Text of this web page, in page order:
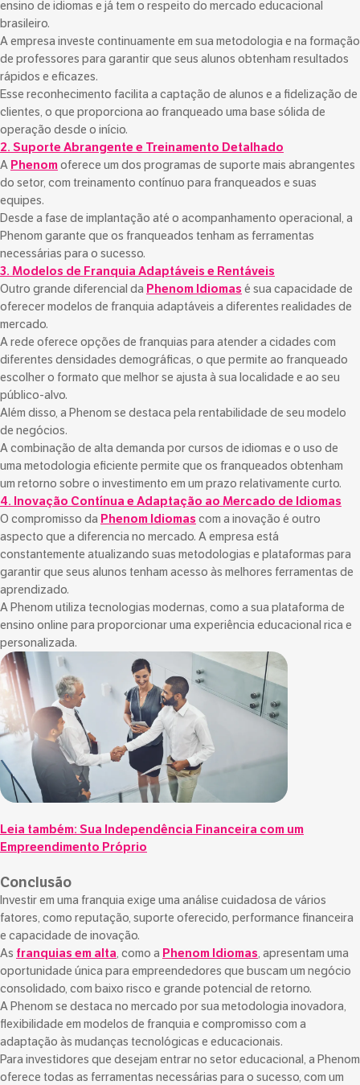
ensino de idiomas e já tem o respeito do mercado educacional
brasileiro.
A empresa investe continuamente em sua metodologia e na formação
de professores para garantir que seus alunos obtenham resultados
rápidos e eficazes.
Esse reconhecimento facilita a captação de alunos e a fidelização de
clientes, o que proporciona ao franqueado uma base sólida de
operação desde o início.
2. Suporte Abrangente e Treinamento Detalhado
A Phenom oferece um dos programas de suporte mais abrangentes
do setor, com treinamento contínuo para franqueados e suas
equipes.
Desde a fase de implantação até o acompanhamento operacional, a
Phenom garante que os franqueados tenham as ferramentas
necessárias para o sucesso.
3. Modelos de Franquia Adaptáveis e Rentáveis
Outro grande diferencial da Phenom Idiomas é sua capacidade de
oferecer modelos de franquia adaptáveis a diferentes realidades de
mercado.
A rede oferece opções de franquias para atender a cidades com
diferentes densidades demográficas, o que permite ao franqueado
escolher o formato que melhor se ajusta à sua localidade e ao seu
público-alvo.
Além disso, a Phenom se destaca pela rentabilidade de seu modelo
de negócios.
A combinação de alta demanda por cursos de idiomas e o uso de
uma metodologia eficiente permite que os franqueados obtenham
um retorno sobre o investimento em um prazo relativamente curto.
4. Inovação Contínua e Adaptação ao Mercado de Idiomas
O compromisso da Phenom Idiomas com a inovação é outro
aspecto que a diferencia no mercado. A empresa está
constantemente atualizando suas metodologias e plataformas para
garantir que seus alunos tenham acesso às melhores ferramentas de
aprendizado.
A Phenom utiliza tecnologias modernas, como a sua plataforma de
ensino online para proporcionar uma experiência educacional rica e
personalizada.
Leia também: Sua Independência Financeira com um
Empreendimento Próprio
Conclusão
Investir em uma franquia exige uma análise cuidadosa de vários
fatores, como reputação, suporte oferecido, performance financeira
e capacidade de inovação.
As franquias em alta, como a Phenom Idiomas, apresentam uma
oportunidade única para empreendedores que buscam um negócio
consolidado, com baixo risco e grande potencial de retorno.
A Phenom se destaca no mercado por sua metodologia inovadora,
flexibilidade em modelos de franquia e compromisso com a
adaptação às mudanças tecnológicas e educacionais.
Para investidores que desejam entrar no setor educacional, a Phenom
oferece todas as ferramentas necessárias para o sucesso, com um